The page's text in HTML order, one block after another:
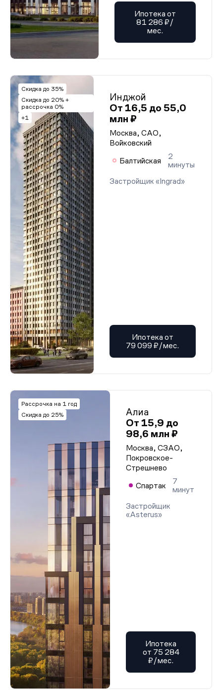
Ипотека от
81 286 ₽/
мес.
Скидка до 35%
Скидка до 20% +
рассрочка 0%
+1
Инджой
От 16,5 до 55,0
млн ₽
Москва, САО,
Войковский
Балтийская
2
минуты
Застройщик «Ingrad»
Ипотека от
79 099 ₽/мес.
Рассрочка на 1 год
Скидка до 25%
Алиа
От 15,9 до
98,6 млн ₽
Москва, СЗАО,
Покровское-
Стрешнево
Спартак
7
минут
Застройщик
«Asterus»
Ипотека
от 75 284
₽/мес.